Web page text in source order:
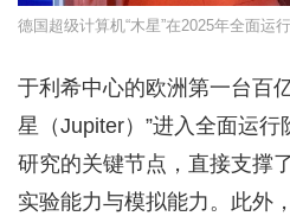
德国超级计算机“木星”在2025年全面运
于利希中心的欧洲第一台百
星（Jupiter）”进入全面运
研究的关键节点，直接支撑
实验能力与模拟能力。此外